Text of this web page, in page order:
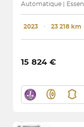
Automatique |
2023 ･ 23 218 km
15 824 €